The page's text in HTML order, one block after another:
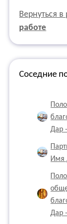
Вернуться
работе
Соседние
Дар
Имя
Дар